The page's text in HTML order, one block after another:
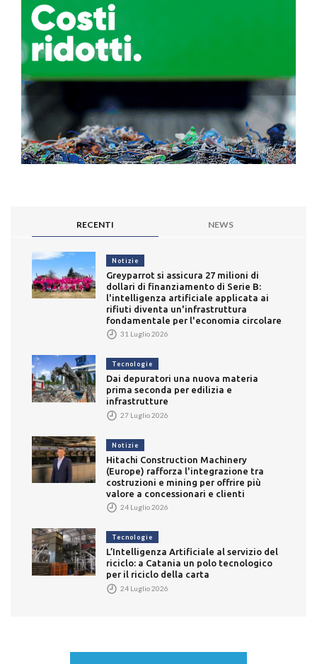
RECENTI NEWS
Notizie
Greyparrot si assicura 27 milioni di
dollari di finanziamento di Serie B:
l'intelligenza artificiale applicata ai
rifiuti diventa un'infrastruttura
fondamentale per l'economia circolare
31 Luglio 2026
Tecnologie
Dai depuratori una nuova materia
prima seconda per edilizia e
infrastrutture
27 Luglio 2026
Notizie
Hitachi Construction Machinery
(Europe) rafforza l'integrazione tra
costruzioni e mining per offrire più
valore a concessionari e clienti
24 Luglio 2026
Tecnologie
L’Intelligenza Artificiale al servizio del
riciclo: a Catania un polo tecnologico
per il riciclo della carta
24 Luglio 2026